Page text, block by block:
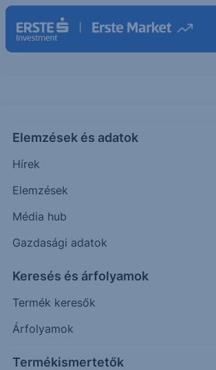
Elemzések és adatok
Hírek
Elemzések
Média hub
Gazdasági adatok
Keresés és árfolyamok
Termék keresők
Árfolyamok
Termékismertetők
ARQT(USA)
Arcutis Biotherapeutics
25.2900
Időpont: 26.08.07. 22:01
Előző záró:
26.4300
Árfolyamértesítő rögzítése
További információk kérése